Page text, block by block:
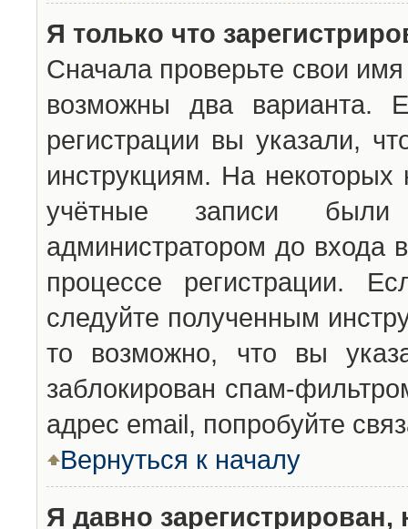
Я только что
Сначала проверьте свои
возможны два варианта.
регистрации вы указали,
инструкциям. На
учётные записи были
администратором до входа
процессе регистрации.
следуйте полученным
то возможно, что вы
заблокирован спам-
адрес email, попробуйте
Вернуться к началу
Я давно